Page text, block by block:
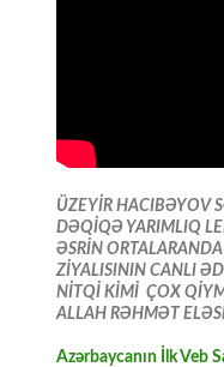
ÜZEYİR HACIBƏYOV
DƏQİQƏ YARIMLIQ
ƏSRİN
ZİYALISININ CANLI
NİTQİ KİMİ ÇOX
ALLAH RƏHMƏT
Azərbaycanın İlk Veb